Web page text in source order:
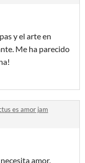
y el arte en
Me ha parecido
es amor jam
amor,